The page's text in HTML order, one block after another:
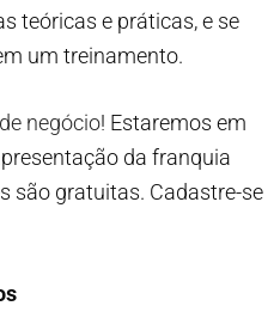
teóricas e práticas, e se
um treinamento.
negócio! Estaremos em
da franquia
são gratuitas. Cadastre-se